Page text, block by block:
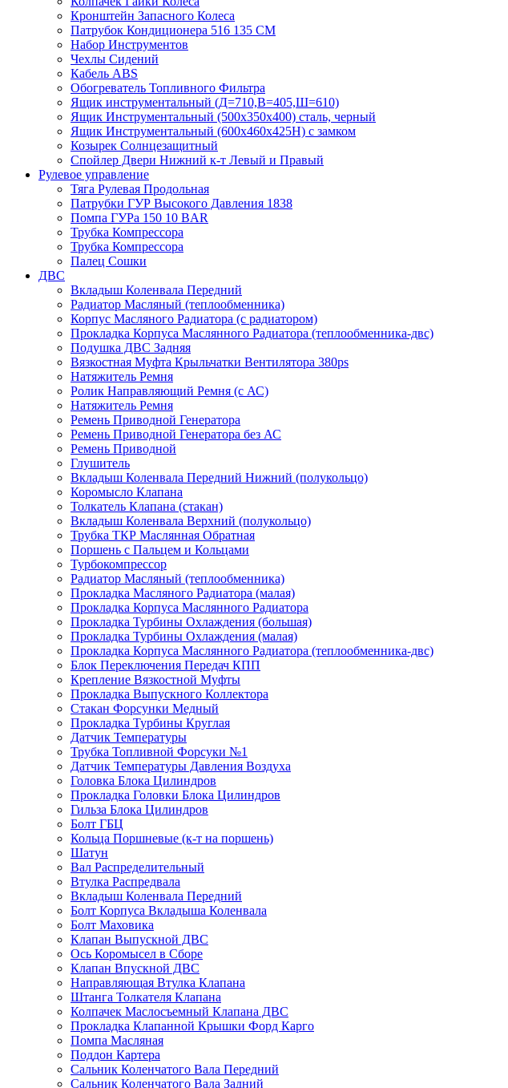
Кронштейн Запасного Колеса
Патрубок Кондиционера 516 135 CM
Набор Инструментов
Чехлы Сидений
Кабель ABS
Обогреватель Топливного Фильтра
Ящик инструментальный (Д=710,В=405,Ш=610)
Ящик Инструментальный (500х350х400) сталь, черный
Ящик Инструментальный (600х460х425Н) с замком
Козырек Солнцезащитный
Спойлер Двери Нижний к-т Левый и Правый
Рулевое управление
Тяга Рулевая Продольная
Патрубки ГУР Высокого Давления 1838
Помпа ГУРа 150 10 BAR
Трубка Компрессора
Трубка Компрессора
Палец Сошки
ДВС
Вкладыш Коленвала Передний
Радиатор Масляный (теплообменника)
Корпус Масляного Радиатора (с радиатором)
Прокладка Корпуса Маслянного Радиатора (теплообменника-двс)
Подушка ДВС Задняя
Вязкостная Муфта Крыльчатки Вентилятора 380ps
Натяжитель Ремня
Ролик Направляющий Ремня (с АС)
Натяжитель Ремня
Ремень Приводной Генератора
Ремень Приводной Генератора без АС
Ремень Приводной
Глушитель
Вкладыш Коленвала Передний Нижний (полукольцо)
Коромысло Клапана
Толкатель Клапана (стакан)
Вкладыш Коленвала Верхний (полукольцо)
Трубка ТКР Маслянная Обратная
Поршень с Пальцем и Кольцами
Турбокомпрессор
Радиатор Масляный (теплообменника)
Прокладка Масляного Радиатора (малая)
Прокладка Корпуса Маслянного Радиатора
Прокладка Турбины Охлаждения (большая)
Прокладка Турбины Охлаждения (малая)
Прокладка Корпуса Маслянного Радиатора (теплообменника-двс)
Блок Переключения Передач КПП
Крепление Вязкостной Муфты
Прокладка Выпускного Коллектора
Стакан Форсунки Медный
Прокладка Турбины Круглая
Датчик Температуры
Трубка Топливной Форсуки №1
Датчик Температуры Давления Воздуха
Головка Блока Цилиндров
Прокладка Головки Блока Цилиндров
Гильза Блока Цилиндров
Болт ГБЦ
Кольца Поршневые (к-т на поршень)
Шатун
Вал Распределительный
Втулка Распредвала
Вкладыш Коленвала Передний
Болт Корпуса Вкладыша Коленвала
Болт Маховика
Клапан Выпускной ДВС
Ось Коромысел в Сборе
Клапан Впускной ДВС
Направляющая Втулка Клапана
Штанга Толкателя Клапана
Колпачек Маслосъемный Клапана ДВС
Прокладка Клапанной Крышки Форд Карго
Помпа Масляная
Поддон Картера
Сальник Коленчатого Вала Передний
Сальник Коленчатого Вала Задний